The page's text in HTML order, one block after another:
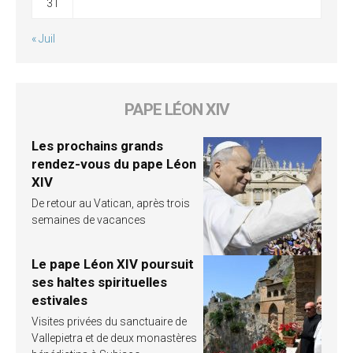
31
« Juil
PAPE LÉON XIV
Les prochains grands
rendez-vous du pape Léon
XIV
De retour au Vatican, après trois
semaines de vacances
Le pape Léon XIV poursuit
ses haltes spirituelles
estivales
Visites privées du sanctuaire de
Vallepietra et de deux monastères